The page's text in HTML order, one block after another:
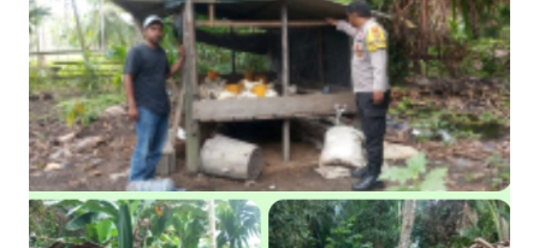
Penanganan Jalur Lembah Anai dan Malalak
Bupati Asmar Lepas 77 Kontingen Pramuka Meranti Ikuti
Jambore Nasional XII 2026 di Cibubur
Polres Kepulauan Meranti Gelar Ekspedisi Merah Putih" Jalin